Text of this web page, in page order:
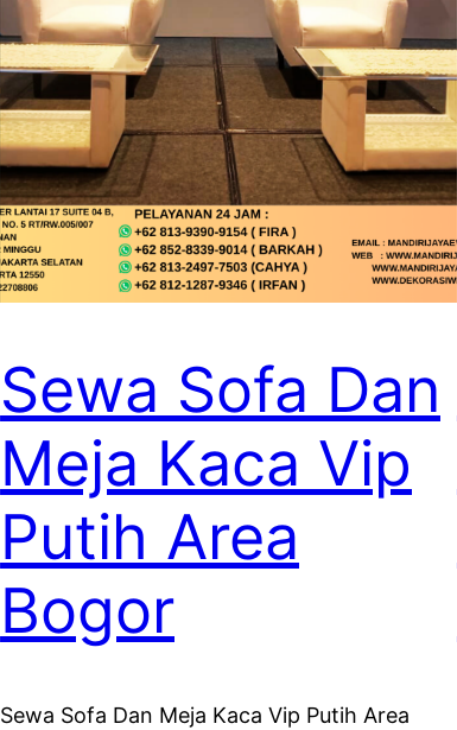
Sewa Sofa Dan
Meja Kaca Vip
Putih Area
Bogor
Sewa Sofa Dan Meja Kaca Vip Putih Area